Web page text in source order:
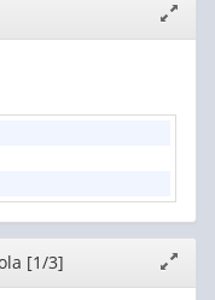
janela
janela
[1/3]